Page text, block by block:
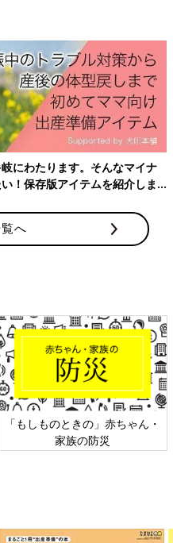
の大冒険♪スマートフォンが
ーム。全問正解してプレゼン
ラブ」表紙モデルの気分にな
。
にわたります。そんなマイナ
！保存版アイテムを紹介しま
へ
「もしものときの」赤ちゃん・
家族の防災